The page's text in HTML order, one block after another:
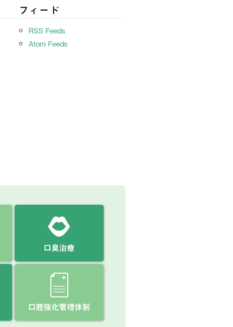
フィード
RSS Feeds
Atom Feeds
口臭治療
口腔強化管理体制